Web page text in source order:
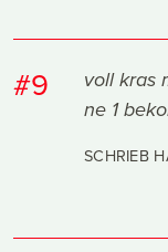
#9
voll kras
ne 1
SCHRIEB